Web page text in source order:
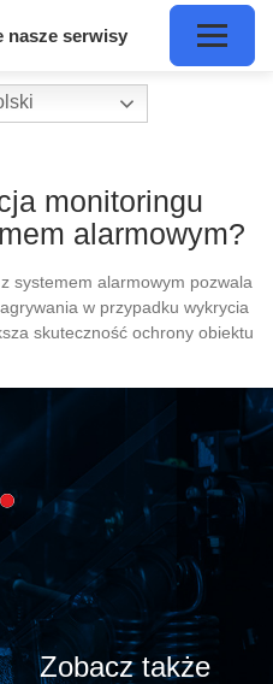
monitoringu
alarmowym?
systemem alarmowym pozwala
w przypadku wykrycia
skuteczność ochrony obiektu
Zobacz także
nasze serwisy